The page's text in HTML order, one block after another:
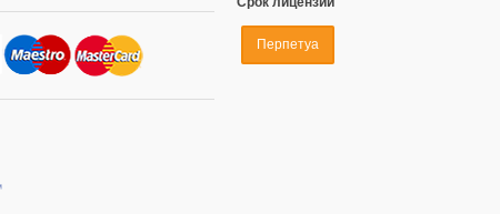
Перпетуа